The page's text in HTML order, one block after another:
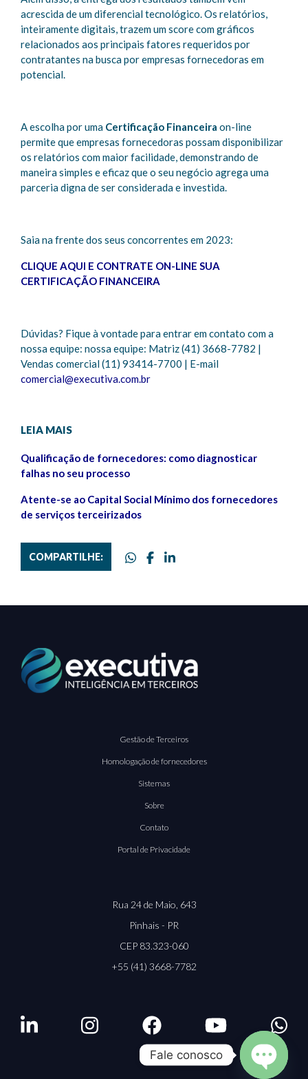
acrescida de um diferencial tecnológico. Os relatórios,
inteiramente digitais, trazem um score com gráficos
relacionados aos principais fatores requeridos por
contratantes na busca por empresas fornecedoras em
potencial.
A escolha por uma Certificação Financeira on-line
permite que empresas fornecedoras possam disponibilizar
os relatórios com maior facilidade, demonstrando de
maneira simples e eficaz que o seu negócio agrega uma
parceria digna de ser considerada e investida.
Saia na frente dos seus concorrentes em 2023:
CLIQUE AQUI E CONTRATE ON-LINE SUA
CERTIFICAÇÃO FINANCEIRA
Dúvidas? Fique à vontade para entrar em contato com a
nossa equipe: nossa equipe: Matriz (41) 3668-7782 |
Vendas comercial (11) 93414-7700 | E-mail
comercial@executiva.com.br
LEIA MAIS
Qualificação de fornecedores: como diagnosticar
falhas no seu processo
Atente-se ao Capital Social Mínimo dos fornecedores
de serviços terceirizados
COMPARTILHE:
Gestão de Terceiros
Homologação de fornecedores
Sistemas
Sobre
Contato
Portal de Privacidade
Rua 24 de Maio, 643
Pinhais - PR
CEP 83.323-060
+55 (41) 3668-7782
Fale conosco